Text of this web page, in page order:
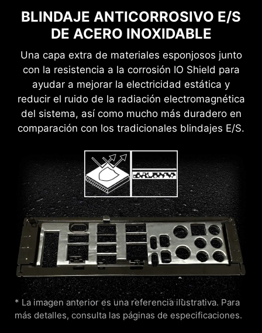
BLINDAJE ANTICORROSIVO E/S
DE ACERO INOXIDABLE
Una capa extra de materiales esponjosos junto
con la resistencia a la corrosión IO Shield para
ayudar a mejorar la electricidad estática y
reducir el ruido de la radiación electromagnética
del sistema, así como mucho más duradero en
comparación con los tradicionales blindajes E/S.
* La imagen anterior es una referencia ilustrativa. Para
más detalles, consulta las páginas de especificaciones.